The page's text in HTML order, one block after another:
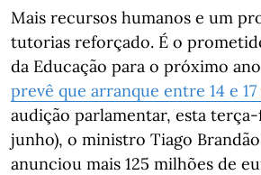
Mais recursos humanos e um
tutorias reforçado. É o
da Educação para o próximo
prevê que arranque entre 14 e
audição parlamentar, esta
junho), o ministro Tiago
anunciou mais 125 milhões de